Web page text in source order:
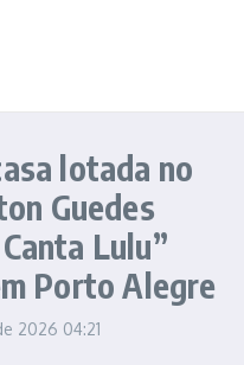
lotada no
Guedes
Lulu”
Porto Alegre
2026 04:21